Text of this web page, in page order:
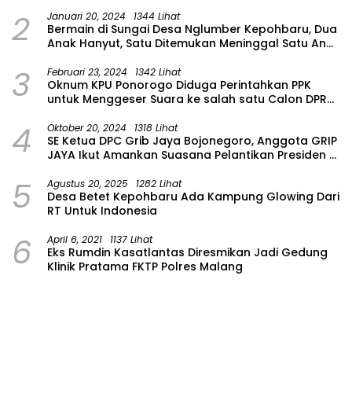
2 Januari 20, 2024 1344 Lihat
Bermain di Sungai Desa Nglumber Kepohbaru, Dua
Anak Hanyut, Satu Ditemukan Meninggal Satu Anak
3 Februari 23, 2024 1342 Lihat
Oknum KPU Ponorogo Diduga Perintahkan PPK
untuk Menggeser Suara ke salah satu Calon DPRD
4 Oktober 20, 2024 1318 Lihat
SE Ketua DPC Grib Jaya Bojonegoro, Anggota GRIP
JAYA Ikut Amankan Suasana Pelantikan Presiden di
5 Agustus 20, 2025 1282 Lihat
Desa Betet Kepohbaru Ada Kampung Glowing Dari
RT Untuk Indonesia
6 April 6, 2021 1137 Lihat
Eks Rumdin Kasatlantas Diresmikan Jadi Gedung
Klinik Pratama FKTP Polres Malang